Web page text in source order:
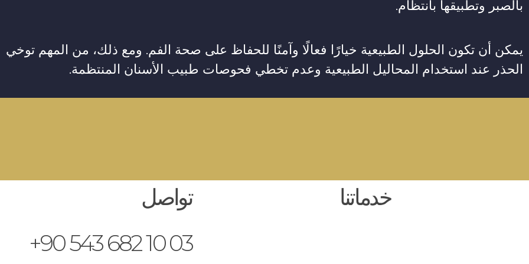
بالصبر وتطبيقها بانتظام.
يمكن أن تكون الحلول الطبيعية خيارًا فعالًا وآمنًا للحفاظ على صحة الفم. ومع ذلك، من المهم توخي
الحذر عند استخدام المحاليل الطبيعية وعدم تخطي فحوصات طبيب الأسنان المنتظمة.
خدماتنا
تواصل
03 10 682 543 90+